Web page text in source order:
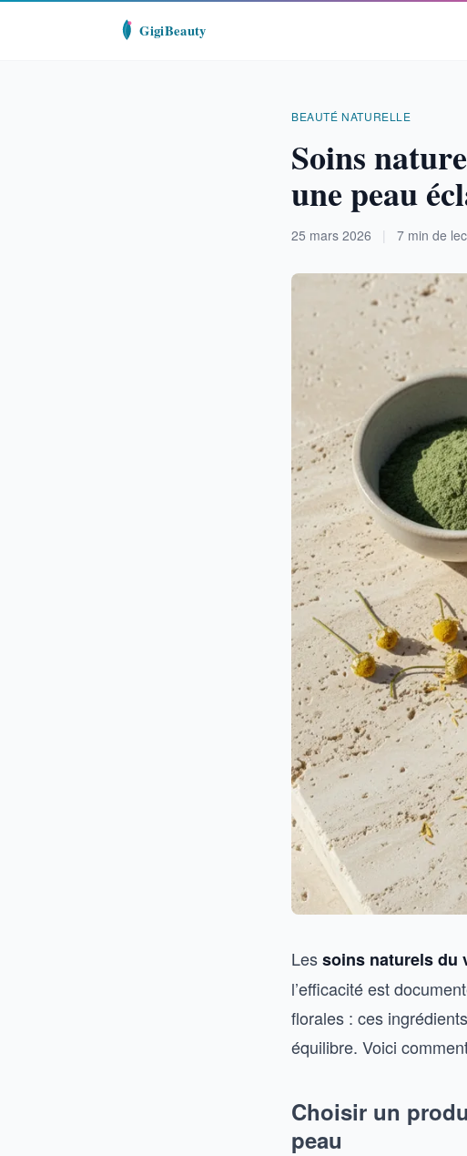
BEAUTÉ NATURELLE
Soins
une peau
25 mars 2026 | 7 min de
Lessoins naturels du
l’efficacité est
florales : ces
équilibre. Voici
Choisir un
peau